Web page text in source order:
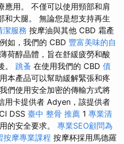
應用。 不僅可以使用頸部和肩
和大腿。 無論您是想支持再生
潔服務 按摩油與其他 CBD 霜產
如，我們的 CBD 豐富美味的自
荷醇晶體，旨在舒緩疲勞和酸
。 跳蚤 在使用我們的 CBD 債
本產品可以幫助緩解緊張和疼
們使用安全加密的傳輸方式將
用卡提供者 Adyen，該提供者
DSS 臺中 整骨 推薦 1 專業清
的安全要求。 專業SEO顧問為
按摩專業課程 按摩杯採用馬德羅